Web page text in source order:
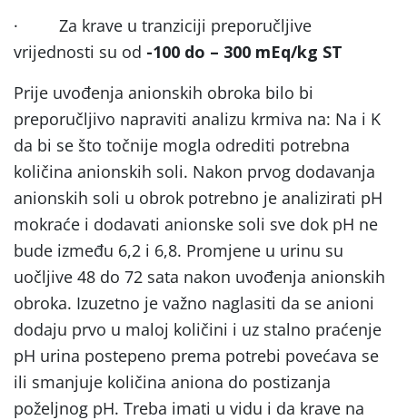
·
Za krave u tranziciji preporučljive
vrijednosti su od -100 do – 300 mEq/kg ST
Prije uvođenja anionskih obroka bilo bi
preporučljivo napraviti analizu krmiva na: Na i K
da bi se što točnije mogla odrediti potrebna
količina anionskih soli. Nakon prvog dodavanja
anionskih soli u obrok potrebno je analizirati pH
mokraće i dodavati anionske soli sve dok pH ne
bude između 6,2 i 6,8. Promjene u urinu su
uočljive 48 do 72 sata nakon uvođenja anionskih
obroka. Izuzetno je važno naglasiti da se anioni
dodaju prvo u maloj količini i uz stalno praćenje
pH urina postepeno prema potrebi povećava se
ili smanjuje količina aniona do postizanja
poželjnog pH. Treba imati u vidu i da krave na